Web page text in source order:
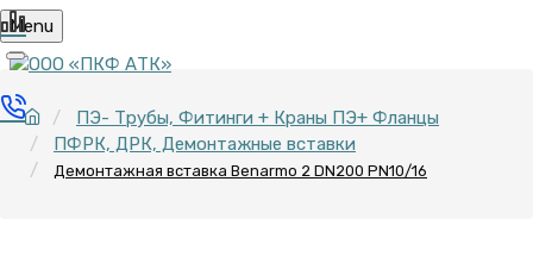
Menu
ПЭ- Трубы, Фитинги + Краны ПЭ+ Фланцы
ПФРК, ДРК, Демонтажные вставки
Демонтажная вставка Benarmo 2 DN200 PN10/16